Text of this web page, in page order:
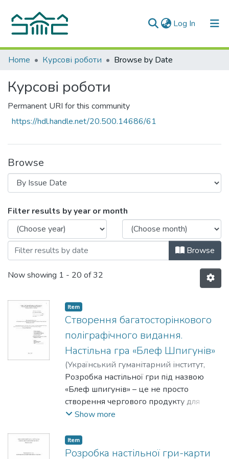
Log In (current)
Communities & Collections
Home Курсові роботи Browse by Date
Курсові роботи
Permanent URI for this community
https://hdl.handle.net/20.500.14686/61
Browse
Browsing Курсові роботи by Issue Date
Filter results by year or month
Browse
Now showing 1 - 20 of 32
Item
Створення багатосторінкового
поліграфічного видання.
Настільна гра «Блеф Шпигунів»
(Український гуманітарний інститут,
2023)Доманська Юліана
Розробка настільної гри під назвою
«Блеф шпигунів» – це не просто
створення чергового продукту для
розваг, а й процес, що вимагає
ігрових механік та цілей. Від успіху
цього процесу залежить не лише
Show more
Item
Розробка настільної гри-карти